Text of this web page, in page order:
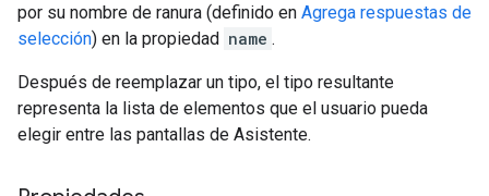
por su nombre de ranura (definido en Agrega respuestas de
selección) en la propiedad name .
Después de reemplazar un tipo, el tipo resultante
representa la lista de elementos que el usuario pueda
elegir entre las pantallas de Asistente.